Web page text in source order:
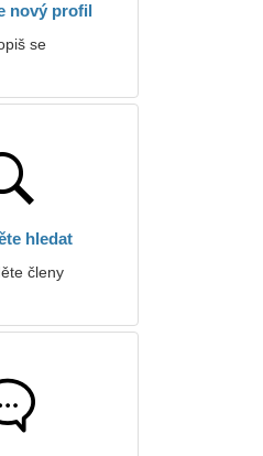
nový profil
se
hledat
členy